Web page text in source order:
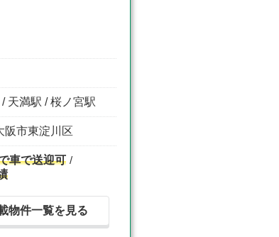
天満駅 / 桜ノ宮駅
阪市東淀川区
車で送迎可
物件一覧を見る